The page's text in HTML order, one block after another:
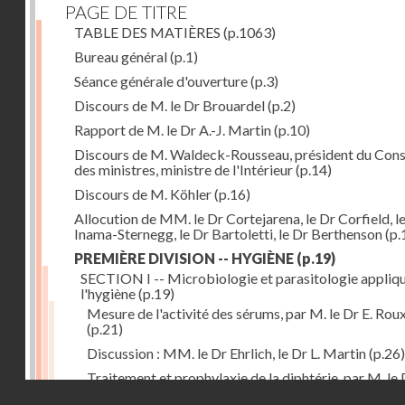
PAGE DE TITRE
TABLE DES MATIÈRES (p.1063)
Bureau général(p.1)
Séance générale d'ouverture(p.3)
Discours de M. le Dr Brouardel(p.2)
Rapport de M. le Dr A.-J. Martin(p.10)
Discours de M. Waldeck-Rousseau, président du
des ministres, ministre de l'Intérieur(p.14)
Discours de M. Köhler(p.16)
Allocution de MM. le Dr Cortejarena, le Dr Corfield,
Inama-Sternegg, le Dr Bartoletti, le Dr Berthenson
PREMIÈRE DIVISION -- HYGIÈNE (p.19)
SECTION I -- Microbiologie et parasitologie
l'hygiène(p.19)
Mesure de l'activité des sérums, par M. le Dr E.
(p.21)
Discussion : MM. le Dr Ehrlich, le Dr L. Martin(p.26)
Traitement et prophylaxie de la diphtérie, par M. le